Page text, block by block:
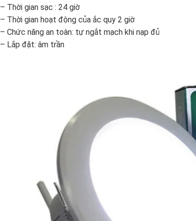
– Thời gian sạc : 24 giờ
– Thời gian hoạt động của ắc quy 2 giờ
– Chức năng an toàn: tự ngắt mạch khi nạp đủ
– Lắp đặt: âm trần